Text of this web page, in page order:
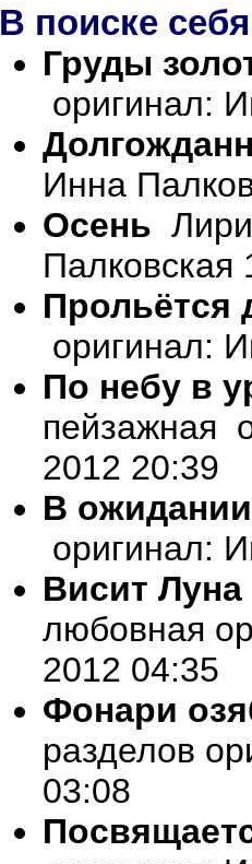
В поиске себя
Груды
оригинал:
Инна
Осень
Палковская
Прольётся
оригинал:
По небу в
пейзажная
2012 20:39
В
оригинал:
Висит
любовная
2012 04:35
Фонари
разделов
03:08